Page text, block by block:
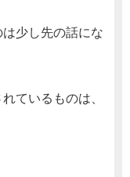
少し先の話にな
ているものは、